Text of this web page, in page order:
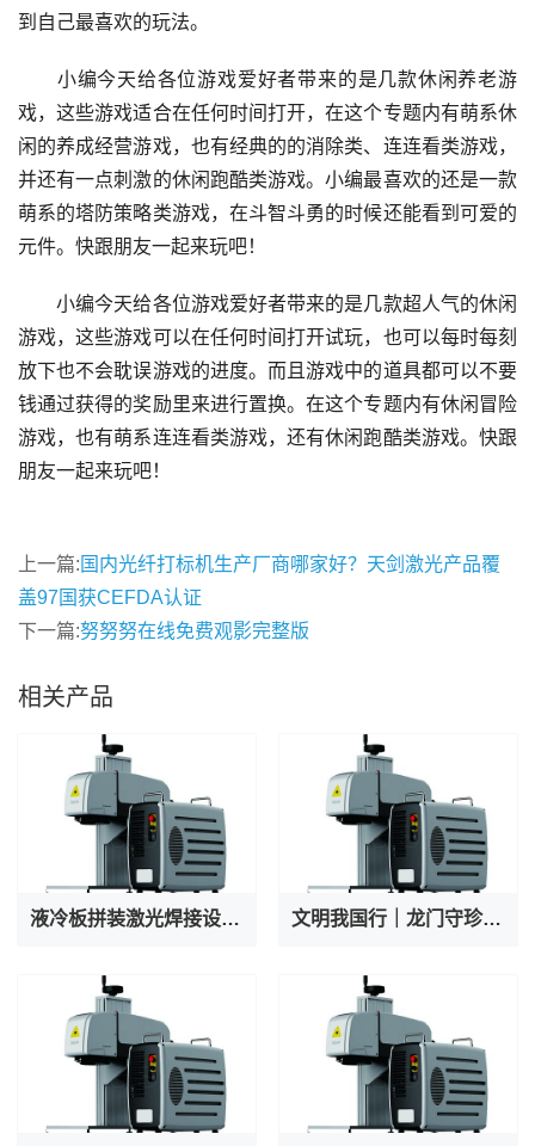
到自己最喜欢的玩法。
小编今天给各位游戏爱好者带来的是几款休闲养老游
戏，这些游戏适合在任何时间打开，在这个专题内有萌系休
闲的养成经营游戏，也有经典的的消除类、连连看类游戏，
并还有一点刺激的休闲跑酷类游戏。小编最喜欢的还是一款
萌系的塔防策略类游戏，在斗智斗勇的时候还能看到可爱的
元件。快跟朋友一起来玩吧！
小编今天给各位游戏爱好者带来的是几款超人气的休闲
游戏，这些游戏可以在任何时间打开试玩，也可以每时每刻
放下也不会耽误游戏的进度。而且游戏中的道具都可以不要
钱通过获得的奖励里来进行置换。在这个专题内有休闲冒险
游戏，也有萌系连连看类游戏，还有休闲跑酷类游戏。快跟
朋友一起来玩吧！
上一篇: 国内光纤打标机生产厂商哪家好？天剑激光产品覆
盖97国获CEFDA认证
下一篇:努努努在线免费观影完整版
相关产品
液冷板拼装激光焊接设备厂家专业出产AI服务器液冷阀焊接机 文明我国行｜龙门守珍：为千年石窟注入“数字生命力”